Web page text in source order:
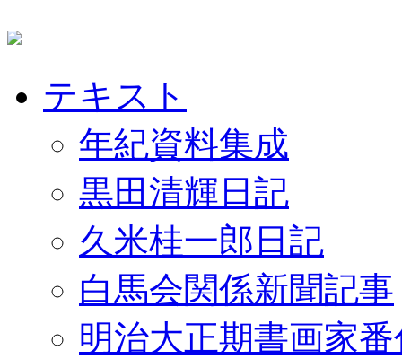
テキスト
年紀資料集成
黒田清輝日記
久米桂一郎日記
白馬会関係新聞記事
明治大正期書画家